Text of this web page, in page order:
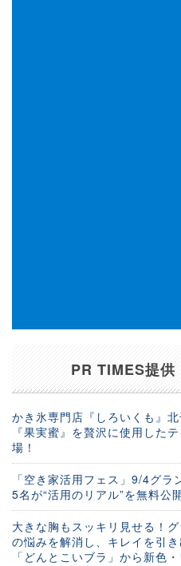
PR TIMES提供
かき氷専門店『しろいくも』
『果実蜜』を贅沢に使用した
場！
「空き家活用フェス」9/4グ
5名が“活用のリアル”を無料公
大きな胸もスッキリ見せる！
の悩みを解消し、キレイを引
「どんとこいブラ」から新色・